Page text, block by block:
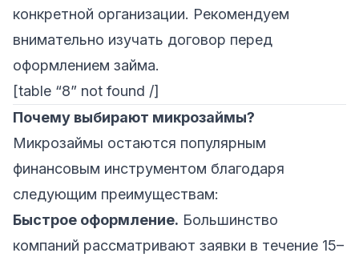
конкретной организации. Рекомендуем
внимательно изучать договор перед
оформлением займа.
[table “8” not found /]
Почему выбирают микрозаймы?
Микрозаймы остаются популярным
финансовым инструментом благодаря
следующим преимуществам:
Быстрое оформление. Большинство
компаний рассматривают заявки в течение 15–